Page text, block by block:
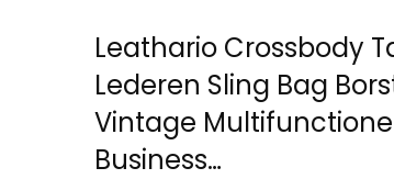
Leathario Crossbody
Lederen Sling Bag
Vintage
Business…